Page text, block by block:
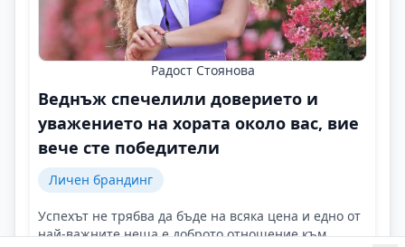
Радост Стоянова
Веднъж спечелили доверието и
уважението на хората около вас, вие
вече сте победители
Личен брандинг
Успехът не трябва да бъде на всяка цена и едно от
най-важните неща е доброто отношение към